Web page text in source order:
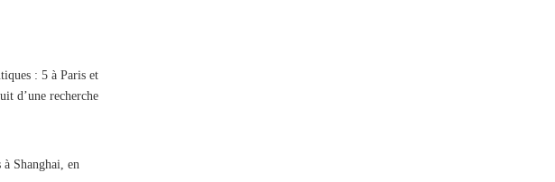
: 5 à Paris et
d’une recherche
Shanghai, en